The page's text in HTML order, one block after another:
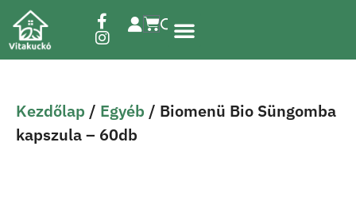
Kezdőlap / Egyéb / Biomenü Bio Süngomba
kapszula – 60db